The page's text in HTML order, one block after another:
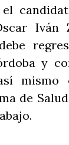
Iván
y
mismo
de